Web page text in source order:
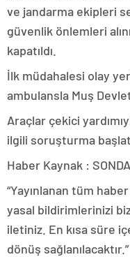
ve jandarma ekipleri
güvenlik önlemleri
kapatıldı.
İlk müdahalesi olay
ambulansla Muş
Araçlar çekici
ilgili soruşturma
Haber Kaynak :
“Yayınlanan tüm
yasal bildirimlerinizi
iletiniz. En kısa süre
dönüş sağlanılacaktır.”